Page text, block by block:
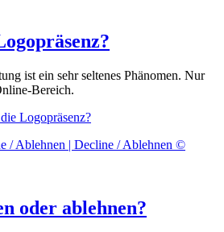
ist ein sehr seltenes Phänomen. Nur
Bereich.
Logopräsenz?
oder ablehnen?